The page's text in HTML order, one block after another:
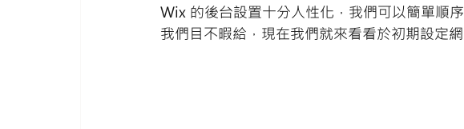
Wix 的後台設置十分人性化，我們可以簡單順
我們目不暇給，現在我們就來看看於初期設定